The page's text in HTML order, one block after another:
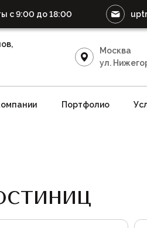
с 9:00 до 18:00
Москва
ул.
Портфолио